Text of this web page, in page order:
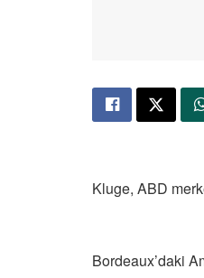
Kluge, ABD
Bordeaux’daki